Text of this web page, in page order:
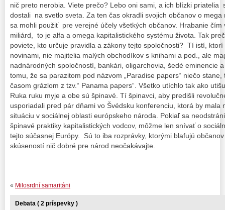
nič preto nerobia. Viete prečo? Lebo oni sami, a ich blízki priatelia
dostali na svetlo sveta. Za ten čas okradli svojich občanov o
sa mohli použiť pre verejné účely všetkých občanov. Hrabanie čím
miliárd, to je alfa a omega kapitalistického systému života. Tak
poviete, kto určuje pravidla a zákony tejto spoločnosti? Tí istí,
novinami, nie majitelia malých obchodíkov s knihami a pod., ale
nadnárodných spoločností, bankári, oligarchovia, šedé eminencie
tomu, že sa parazitom pod názvom „Paradise papers“ niečo
časom grázlom z tzv.“ Panama papers“. Všetko utíchlo tak ako
Ruka ruku myje a obe sú špinavé. Tí špinavci, aby predišli
usporiadali pred pár dňami vo Švédsku konferenciu, ktorá by mala
situáciu v sociálnej oblasti európskeho národa. Pokiaľ sa
špinavé praktiky kapitalistických vodcov, môžme len snívať o
tejto súčasnej Európy. Sú to iba rozprávky, ktorými blafujú
skúseností nič dobré pre národ neočakávajte.
« Milosrdní samaritáni
Debata ( 2 príspevky )